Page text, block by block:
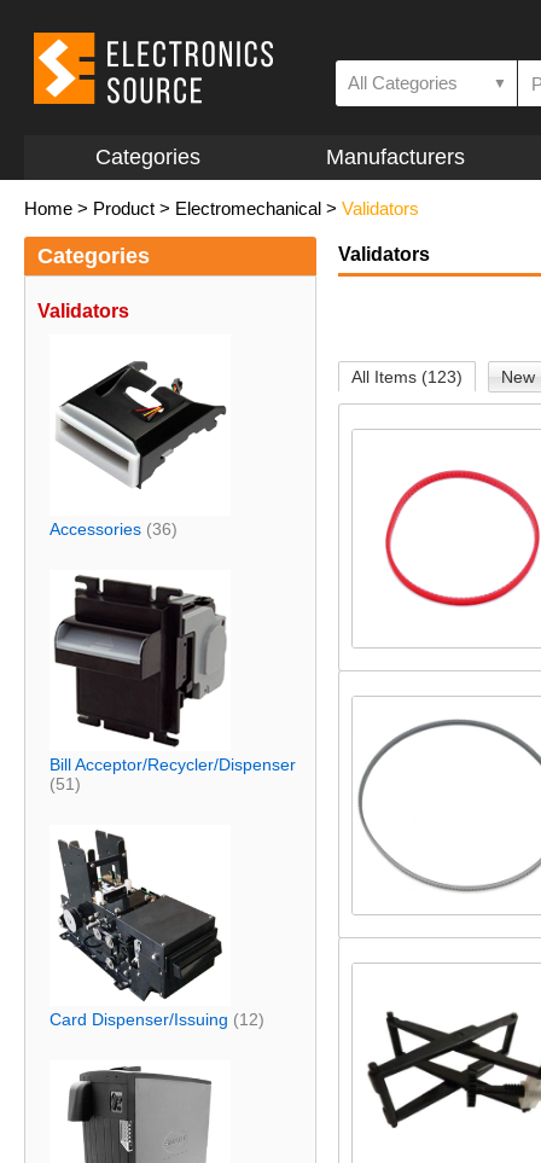
All Categories ▼
Categories Manufacturers
Home > Product > Electromechanical > Validators
Categories
Validators
Accessories (36)
Bill Acceptor/Recycler/Dispenser
(51)
Card Dispenser/Issuing (12)
Validators
All Items (123) New